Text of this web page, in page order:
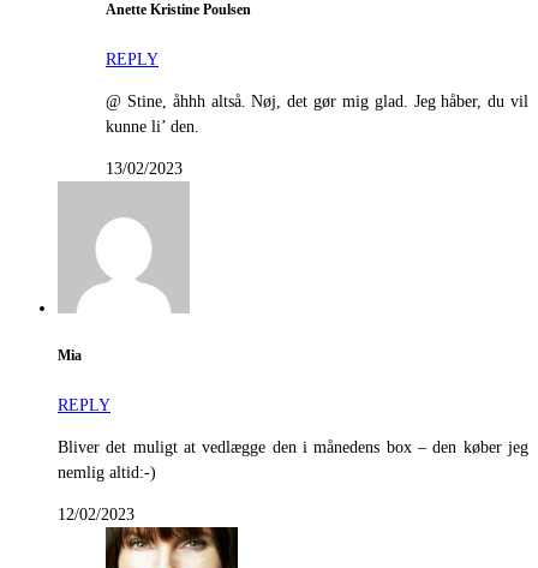
Anette Kristine Poulsen
REPLY
@ Stine, åhhh altså. Nøj, det gør mig glad. Jeg håber, du vil
kunne li’ den.
13/02/2023
Mia
REPLY
Bliver det muligt at vedlægge den i månedens box – den køber jeg
nemlig altid:-)
12/02/2023